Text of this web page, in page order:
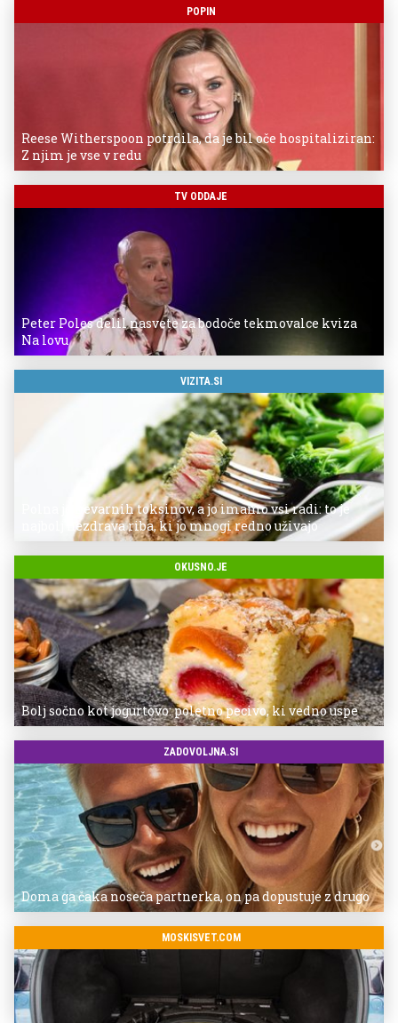
POPIN
Reese Witherspoon potrdila, da je bil oče hospitaliziran:
Z njim je vse v redu
TV ODDAJE
Peter Poles delil nasvete za bodoče tekmovalce kviza
Na lovu
VIZITA.SI
Polna je nevarnih toksinov, a jo imamo vsi radi: to je
najbolj nezdrava riba, ki jo mnogi redno uživajo
OKUSNO.JE
Bolj sočno kot jogurtovo: poletno pecivo, ki vedno uspe
ZADOVOLJNA.SI
Doma ga čaka noseča partnerka, on pa dopustuje z drugo
MOSKISVET.COM